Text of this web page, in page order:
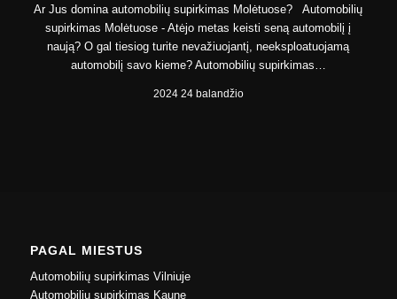
Ar Jus domina automobilių supirkimas Molėtuose? Automobilių
supirkimas Molėtuose - Atėjo metas keisti seną automobilį į
naują? O gal tiesiog turite nevažiuojantį, neeksploatuojamą
automobilį savo kieme? Automobilių supirkimas…
2024 24 balandžio
PAGAL MIESTUS
Automobilių supirkimas Vilniuje
Automobilių supirkimas Kaune